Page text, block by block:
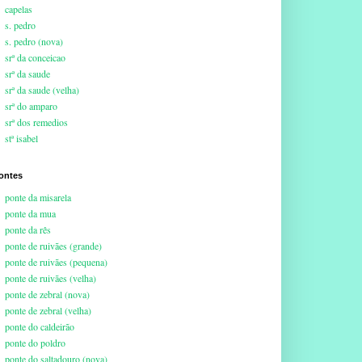
capelas
s. pedro
s. pedro (nova)
srª da conceicao
srª da saude
srª da saude (velha)
srª do amparo
srª dos remedios
stª isabel
ponte da misarela
ponte da mua
ponte da rês
ponte de ruivães (grande)
ponte de ruivães (pequena)
ponte de ruivães (velha)
ponte de zebral (nova)
ponte de zebral (velha)
ponte do caldeirão
ponte do poldro
ponte do saltadouro (nova)